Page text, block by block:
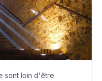
sont loin d'être